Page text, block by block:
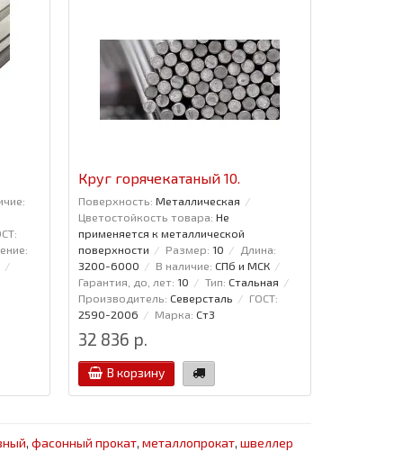
Круг горячекатаный 10.
Поверхность: Металлическая
Цветостойкость товара: Не
применяется к металлической
поверхности
Размер: 10
Длина:
3200-6000
В наличие: СПб и МСК
Гарантия, до, лет: 10 Тип: Стальная
Производитель: Северсталь
ГОСТ:
2590-2006
Марка: Ст3
32 836 р.
В корзину
, фасонный прокат, металлопрокат, швеллер